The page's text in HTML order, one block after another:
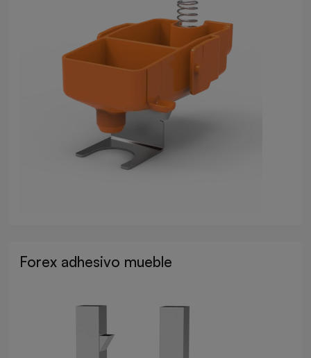
Forex adhesivo mueble